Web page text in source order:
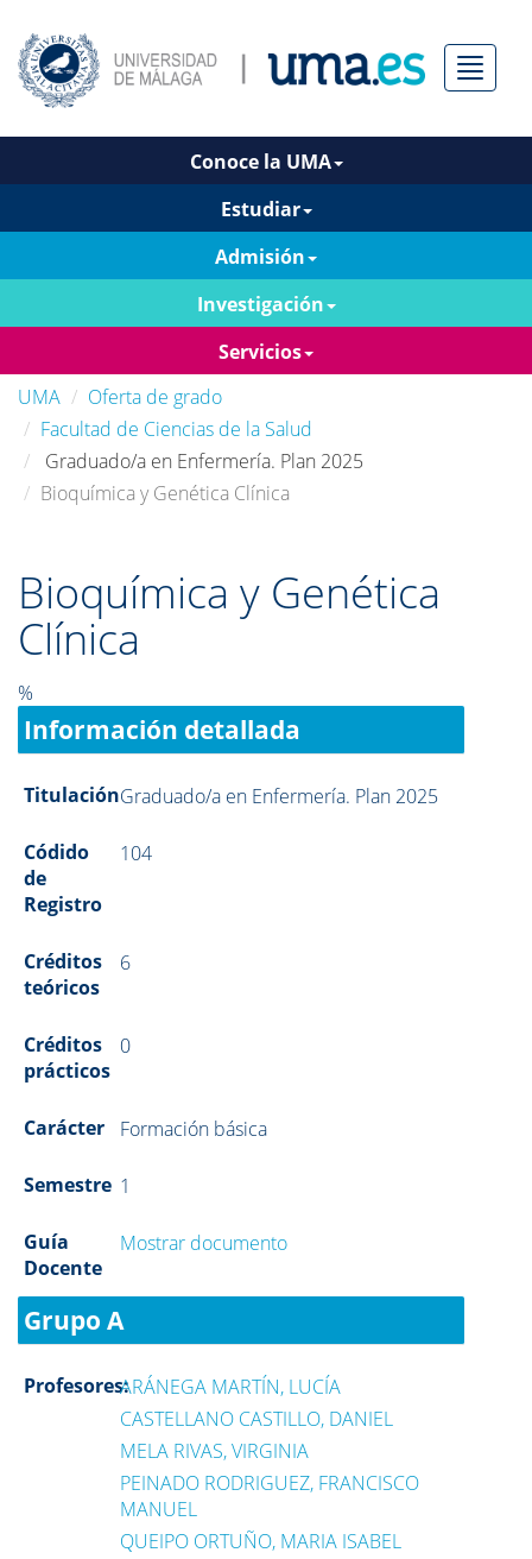
Menú
Conoce la UMA
Estudiar
Admisión
Investigación
Servicios
UMA
Oferta de grado
Facultad de Ciencias de la Salud
Graduado/a en Enfermería. Plan 2025
Bioquímica y Genética Clínica
Bioquímica y Genética
Clínica
%
Información detallada
TitulaciónGraduado/a en Enfermería. Plan 2025
Códido
de
Registro
104
Créditos
teóricos
6
Créditos
prácticos
0
Carácter Formación básica
Semestre 1
Guía
Docente
Mostrar documento
Grupo A
Profesores:ARÁNEGA MARTÍN, LUCÍA
CASTELLANO CASTILLO, DANIEL
MELA RIVAS, VIRGINIA
PEINADO RODRIGUEZ, FRANCISCO
MANUEL
QUEIPO ORTUÑO, MARIA ISABEL